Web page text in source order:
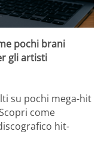
pochi brani
gli artisti
su pochi mega-hit
come
hit-